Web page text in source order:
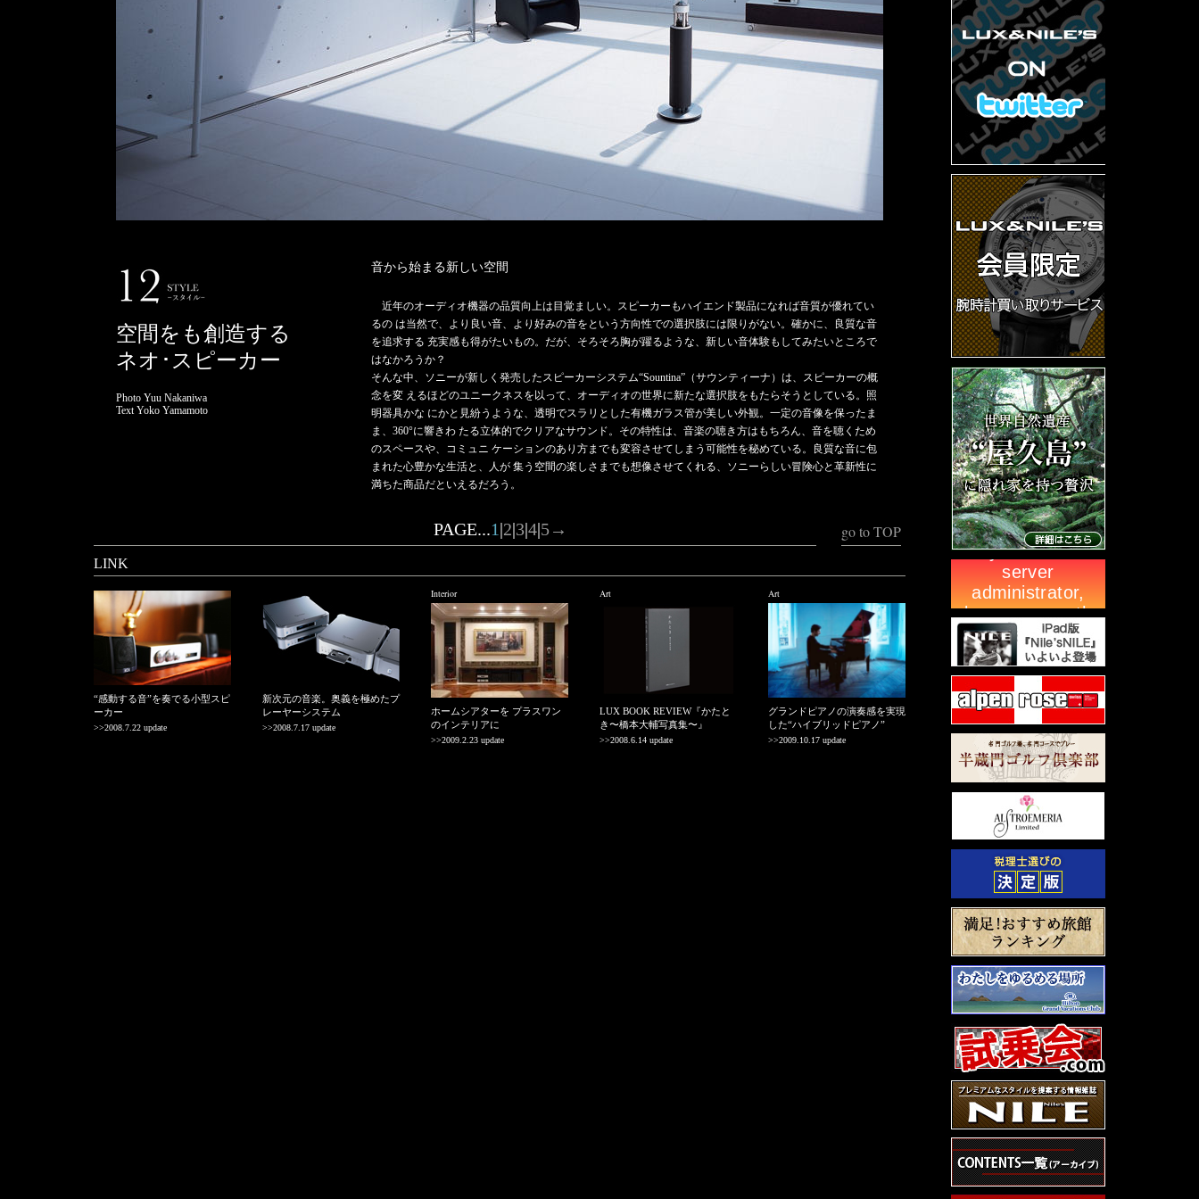
空間をも創造する
ネオ･スピーカー
Photo Yuu Nakaniwa
Text Yoko Yamamoto
音から始まる新しい空間
近年のオーディオ機器の品質向上は目覚ましい。スピーカーもハイエンド製品になれば音質が優れてい
るの は当然で、より良い音、より好みの音をという方向性での選択肢には限りがない。確かに、良質な音
を追求する 充実感も得がたいもの。だが、そろそろ胸が躍るような、新しい音体験もしてみたいところで
はなかろうか？
そんな中、ソニーが新しく発売したスピーカーシステム“Sountina”（サウンティーナ）は、スピーカーの概
念を変 えるほどのユニークネスを以って、オーディオの世界に新たな選択肢をもたらそうとしている。照
明器具かな にかと見紛うような、透明でスラリとした有機ガラス管が美しい外観。一定の音像を保ったま
ま、360°に響きわ たる立体的でクリアなサウンド。その特性は、音楽の聴き方はもちろん、音を聴くため
のスペースや、コミュニ ケーションのあり方までも変容させてしまう可能性を秘めている。良質な音に包
まれた心豊かな生活と、人が 集う空間の楽しさまでも想像させてくれる、ソニーらしい冒険心と革新性に
満ちた商品だといえるだろう。
go to TOP
PAGE...1|2|3|4|5→
LINK
“感動する音”を奏でる小型スピ
ーカー
>>2008.7.22 update
新次元の音楽。奥義を極めたプ
レーヤーシステム
>>2008.7.17 update
Interior
ホームシアターを プラスワン
のインテリアに
>>2009.2.23 update
Art
LUX BOOK REVIEW『かたと
き〜橋本大輔写真集〜』
>>2008.6.14 update
Art
グランドピアノの演奏感を実現
した“ハイブリッドピアノ”
>>2009.10.17 update